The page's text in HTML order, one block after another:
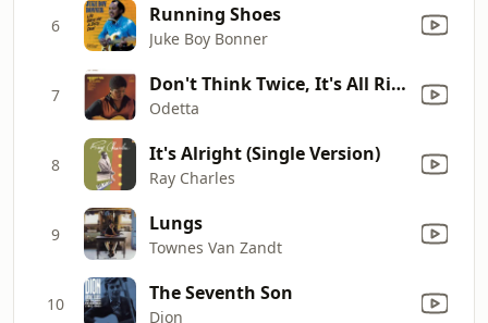
6 Running Shoes
Juke Boy Bonner
7 Don't Think Twice, It's All Right
Odetta
8 It's Alright (Single Version)
Ray Charles
9 Lungs
Townes Van Zandt
10 The Seventh Son
Dion